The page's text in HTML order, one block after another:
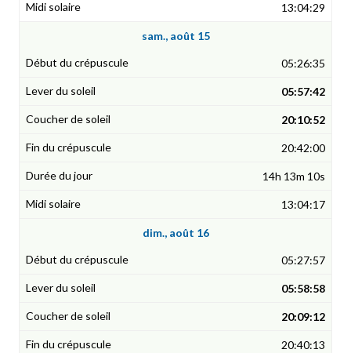
13:04:29
sam., août 15
05:26:35
05:57:42
20:10:52
20:42:00
14h 13m 10s
13:04:17
dim., août 16
05:27:57
05:58:58
20:09:12
20:40:13